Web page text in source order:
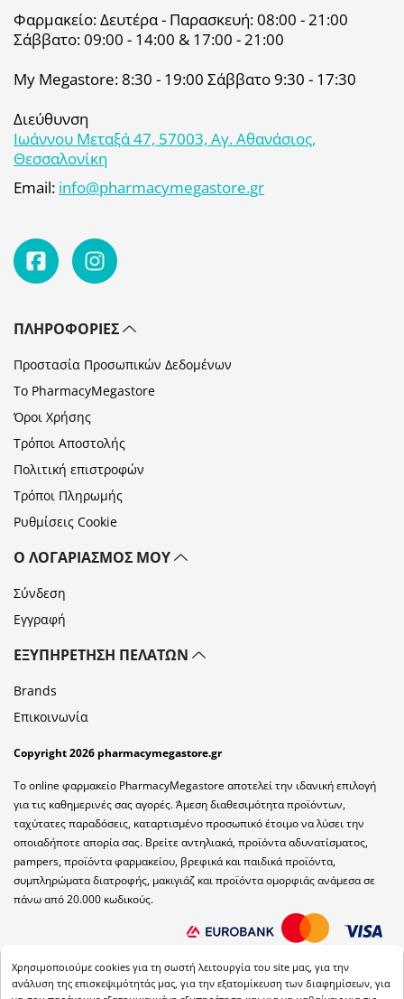
Φαρμακείο: Δευτέρα - Παρασκευή: 08:00 - 21:00
Σάββατο: 09:00 - 14:00 & 17:00 - 21:00
My Megastore: 8:30 - 19:00 Σάββατο 9:30 - 17:30
Διεύθυνση
Ιωάννου Μεταξά 47, 57003, Αγ. Αθανάσιος,
Θεσσαλονίκη
Email: info@pharmacymegastore.gr
ΠΛΗΡΟΦΟΡΊΕΣ
Προστασία Προσωπικών Δεδομένων
Το PharmacyMegastore
Όροι Χρήσης
Τρόποι Αποστολής
Πολιτική επιστροφών
Τρόποι Πληρωμής
Ρυθμίσεις Cookie
Ο ΛΟΓΑΡΙΑΣΜΌΣ ΜΟΥ
Σύνδεση
Εγγραφή
ΕΞΥΠΗΡΈΤΗΣΗ ΠΕΛΑΤΏΝ
Brands
Επικοινωνία
Copyright 2026 pharmacymegastore.gr
Το online φαρμακείο PharmacyMegastore αποτελεί την ιδανική επιλογή
για τις καθημερινές σας αγορές. Άμεση διαθεσιμότητα προϊόντων,
ταχύτατες παραδόσεις, καταρτισμένο προσωπικό έτοιμο να λύσει την
οποιαδήποτε απορία σας. Βρείτε αντηλιακά, προϊόντα αδυνατίσματος,
pampers, προϊόντα φαρμακείου, βρεφικά και παιδικά προϊόντα,
συμπληρώματα διατροφής, μακιγιάζ και προϊόντα ομορφιάς ανάμεσα σε
πάνω από 20.000 κωδικούς.
Χρησιμοποιούμε cookies για τη σωστή λειτουργία του site μας, για την
ανάλυση της επισκεψιμότητάς μας, για την εξατομίκευση των διαφημίσεων, για